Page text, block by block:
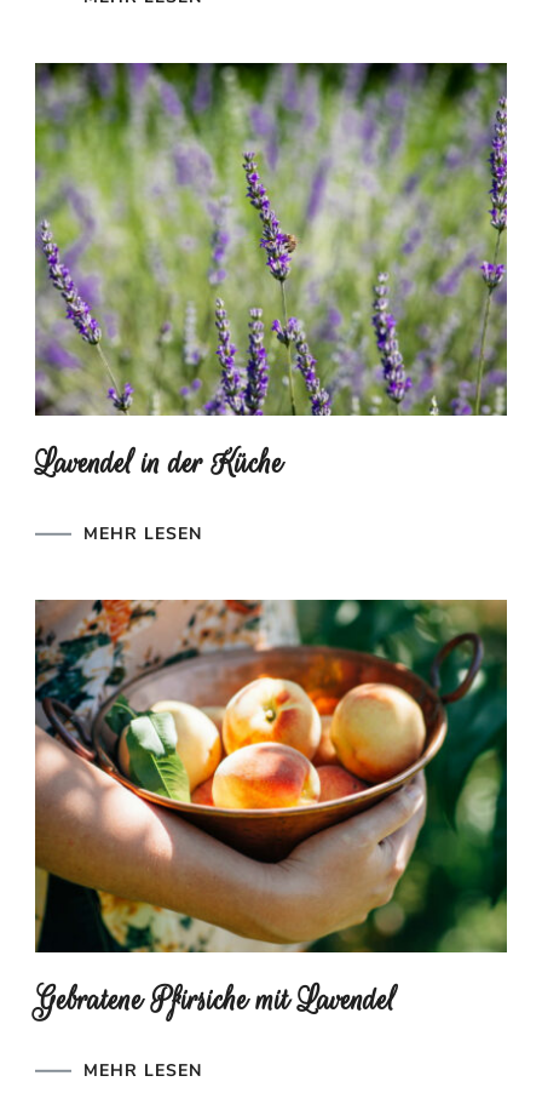
Lavendel in der Küche
MEHR LESEN
Gebratene Pfirsiche mit Lavendel
MEHR LESEN